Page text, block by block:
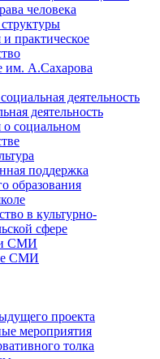
человека
практическое
им. А.Сахарова
деятельность
деятельность
социальном
поддержка
образования
в культурно-
сфере
и СМИ
СМИ
проекта
мероприятия
толка